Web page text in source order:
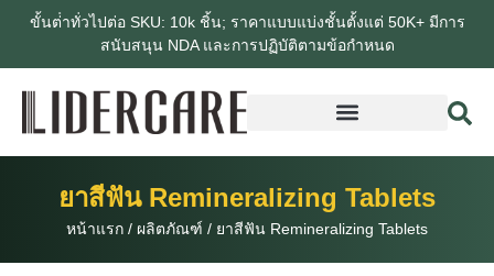
ขั้นต่ําทั่วไปต่อ SKU: 10k ชิ้น; ราคาแบบแบ่งชั้นตั้งแต่ 50K+ มีการ
สนับสนุน NDA และการปฏิบัติตามข้อกําหนด
ยาสีฟัน Remineralizing Tablets
หน้าแรก / ผลิตภัณฑ์ / ยาสีฟัน Remineralizing Tablets